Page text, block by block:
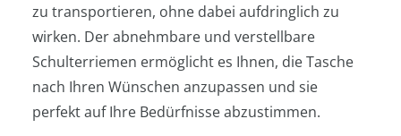
zu transportieren, ohne dabei aufdringlich zu
wirken. Der abnehmbare und verstellbare
Schulterriemen ermöglicht es Ihnen, die Tasche
nach Ihren Wünschen anzupassen und sie
perfekt auf Ihre Bedürfnisse abzustimmen.